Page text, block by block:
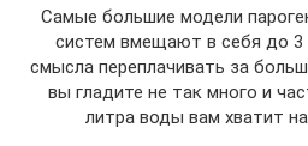
Самые большие модели
систем вмещают в себя до 3
смысла переплачивать за
вы гладите не так много и
литра воды вам хватит